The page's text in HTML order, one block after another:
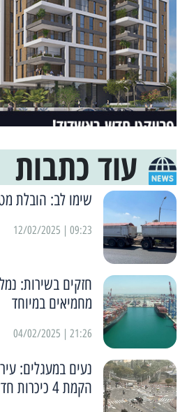
עוד כתבות
שימו לב: הובלת
09:23 | 12/02/2025
חזקים בשירות:
מחמיאים במיוחד
21:26 | 04/02/2025
נעים במעגלים:
הקמת 4 כיכרות חדשות בעיר